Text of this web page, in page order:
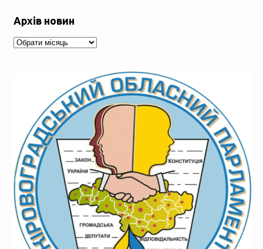
Архів новин
Архів
новин